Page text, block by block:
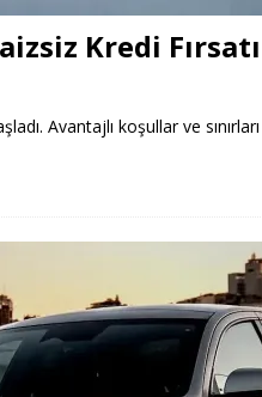
Kredi Fırsatı
Avantajlı koşullar ve